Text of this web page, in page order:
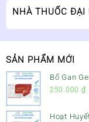
NHÀ THUỐC ĐẠI
SẢN PHẨM MỚI
Bổ Gan
Gan, Mát
250.000 ₫
Hoạt